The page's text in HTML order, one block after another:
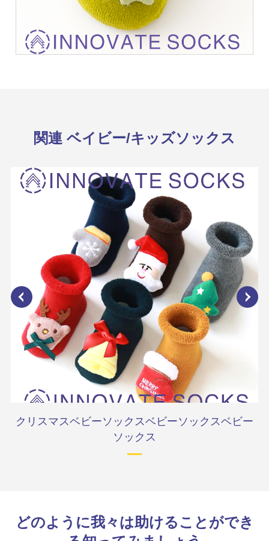
関連 ベイビー/キッズソックス
クリスマスベビーソックスベビーソックスベビー
ソックス
どのように我々は助けることができ